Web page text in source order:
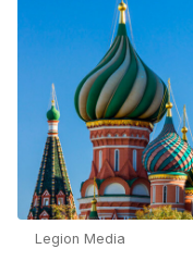
Legion Media